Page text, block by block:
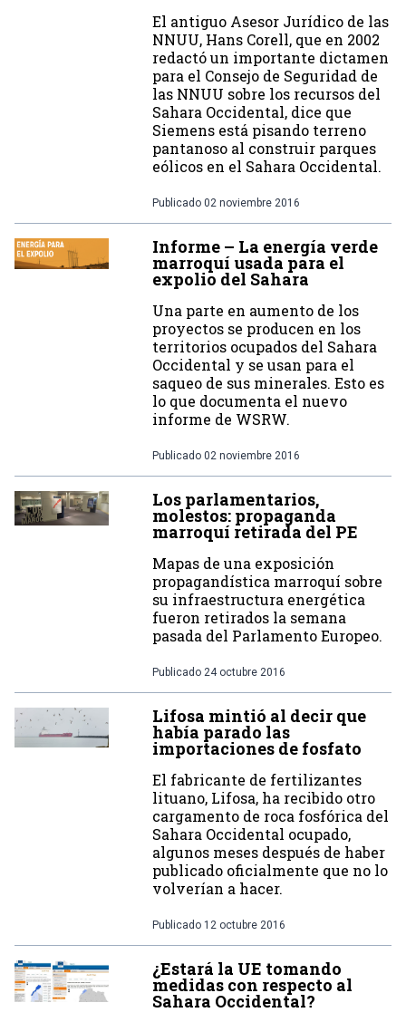
El antiguo Asesor Jurídico de las
NNUU, Hans Corell, que en 2002
redactó un importante dictamen
para el Consejo de Seguridad de
las NNUU sobre los recursos del
Sahara Occidental, dice que
Siemens está pisando terreno
pantanoso al construir parques
eólicos en el Sahara Occidental.
Publicado 02 noviembre 2016
Informe – La energía verde
marroquí usada para el
expolio del Sahara
Una parte en aumento de los
proyectos se producen en los
territorios ocupados del Sahara
Occidental y se usan para el
saqueo de sus minerales. Esto es
lo que documenta el nuevo
informe de WSRW.
Publicado 02 noviembre 2016
Los parlamentarios,
molestos: propaganda
marroquí retirada del PE
Mapas de una exposición
propagandística marroquí sobre
su infraestructura energética
fueron retirados la semana
pasada del Parlamento Europeo.
Publicado 24 octubre 2016
Lifosa mintió al decir que
había parado las
importaciones de fosfato
El fabricante de fertilizantes
lituano, Lifosa, ha recibido otro
cargamento de roca fosfórica del
Sahara Occidental ocupado,
algunos meses después de haber
publicado oficialmente que no lo
volverían a hacer.
Publicado 12 octubre 2016
¿Estará la UE tomando
medidas con respecto al
Sahara Occidental?